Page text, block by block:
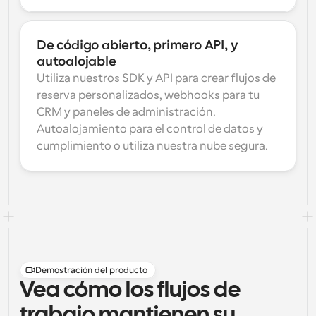
De código abierto, primero API, y
autoalojable
Utiliza nuestros SDK y API para crear flujos de
reserva personalizados, webhooks para tu
CRM y paneles de administración.
Autoalojamiento para el control de datos y
cumplimiento o utiliza nuestra nube segura.
Demostración del producto
Vea cómo los flujos de